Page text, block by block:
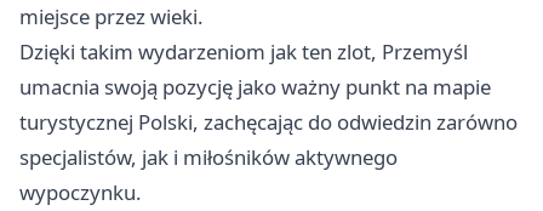
miejsce przez wieki.
Dzięki takim wydarzeniom jak ten zlot, Przemyśl
umacnia swoją pozycję jako ważny punkt na mapie
turystycznej Polski, zachęcając do odwiedzin zarówno
specjalistów, jak i miłośników aktywnego
wypoczynku.